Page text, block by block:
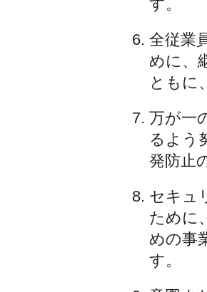
す。
全従業
めに、
ともに
万が一
るよう
発防止
セキュ
ために
めの事
す。